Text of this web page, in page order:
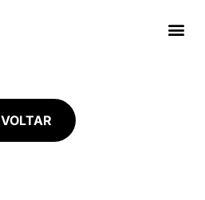
VOLTAR